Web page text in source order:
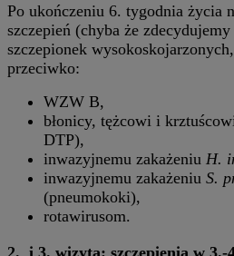
Po ukończeniu 6. tygodnia życia
szczepień (chyba że
szczepionek
przeciwko:
WZW B,
błonicy, tężcowi i
DTP),
inwazyjnemu zakażeniu H.
inwazyjnemu zakażeniu S.
(pneumokoki),
rotawirusom.